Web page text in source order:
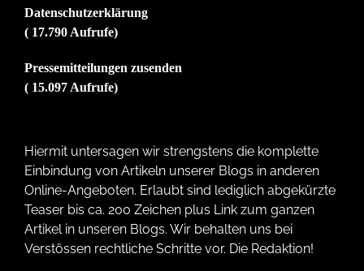
Datenschutzerklärung
( 17.790 Aufrufe)
Pressemitteilungen zusenden
( 15.097 Aufrufe)
Hiermit untersagen wir strengstens die komplette
Einbindung von Artikeln unserer Blogs in anderen
Online-Angeboten. Erlaubt sind lediglich abgekürzte
Teaser bis ca. 200 Zeichen plus Link zum ganzen
Artikel in unseren Blogs. Wir behalten uns bei
Verstössen rechtliche Schritte vor. Die Redaktion!